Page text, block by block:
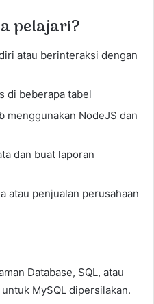
pelajari?
atau berinteraksi dengan
di beberapa tabel
menggunakan NodeJS dan
dan buat laporan
atau penjualan perusahaan
Database, SQL, atau
MySQL dipersilakan.